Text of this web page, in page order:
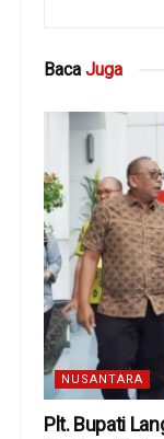
Baca Juga
NUSANTARA
Plt. Bupati